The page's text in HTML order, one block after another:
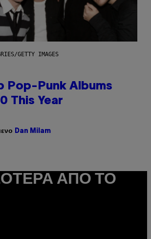
GETTY IMAGES
Pop-Punk Albums
This Year
Dan Milam
ΑΠΌ ΤΟ